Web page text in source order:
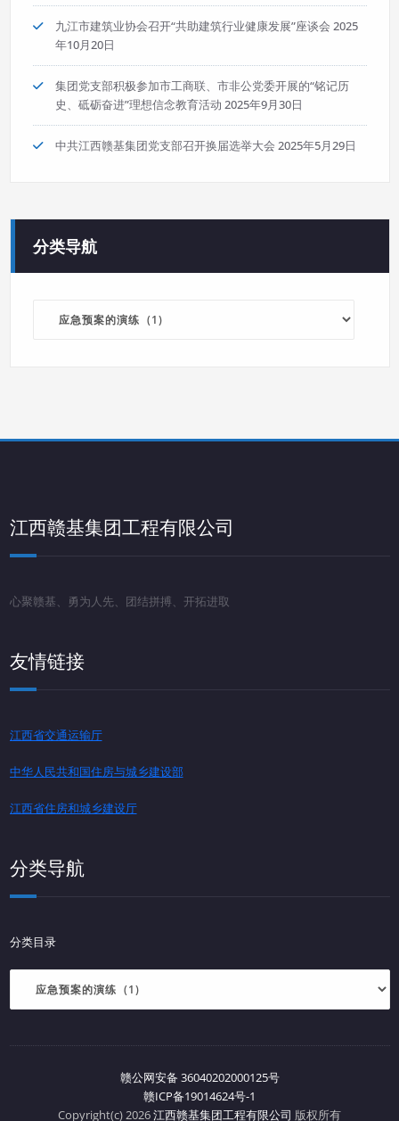
九江市建筑业协会召开“共助建筑行业健康发展”座谈会 2025
年10月20日
集团党支部积极参加市工商联、市非公党委开展的“铭记历
史、砥砺奋进”理想信念教育活动 2025年9月30日
中共江西赣基集团党支部召开换届选举大会 2025年5月29日
分类导航
江西赣基集团工程有限公司
心聚赣基、勇为人先、团结拼搏、开拓进取
友情链接
江西省交通运输厅
中华人民共和国住房与城乡建设部
江西省住房和城乡建设厅
分类导航
分类目录
赣公网安备 36040202000125号
赣ICP备19014624号-1
Copyright(c) 2026江西赣基集团工程有限公司 版权所有